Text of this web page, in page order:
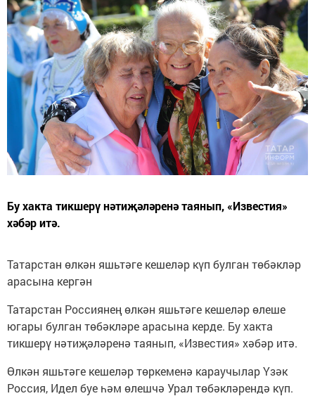
Бу хакта тикшерү нәтиҗәләренә таянып, «Известия»
хәбәр итә.
Татарстан өлкән яшьтәге кешеләр күп булган төбәкләр
арасына кергән
Татарстан Россиянең өлкән яшьтәге кешеләр өлеше
югары булган төбәкләре арасына керде. Бу хакта
тикшерү нәтиҗәләренә таянып, «Известия» хәбәр итә.
Өлкән яшьтәге кешеләр төркеменә караучылар Үзәк
Россия, Идел буе һәм өлешчә Урал төбәкләрендә күп.